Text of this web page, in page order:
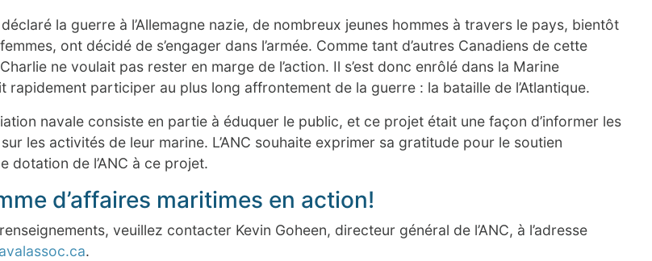
la guerre à l’Allemagne nazie, de nombreux jeunes hommes à travers le pays, bientôt
ont décidé de s’engager dans l’armée. Comme tant d’autres Canadiens de cette
ne voulait pas rester en marge de l’action. Il s’est donc enrôlé dans la Marine
rapidement participer au plus long affrontement de la guerre : la bataille de l’Atlantique.
navale consiste en partie à éduquer le public, et ce projet était une façon d’informer les
les activités de leur marine. L’ANC souhaite exprimer sa gratitude pour le soutien
dotation de l’ANC à ce projet.
d’affaires maritimes en action!
veuillez contacter Kevin Goheen, directeur général de l’ANC, à l’adresse
.